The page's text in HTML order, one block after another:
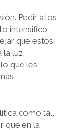
Pedir a los
intensificó
que estos
la luz,
que les
como tal,
que en la